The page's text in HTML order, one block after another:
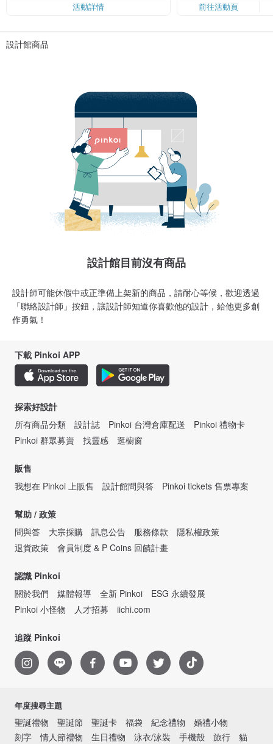
活動詳情
前往活動頁
設計館商品
設計館目前沒有商品
設計師可能休假中或正準備上架新的商品，請耐心等候，歡迎透過
「聯絡設計師」按鈕，讓設計師知道你喜歡他的設計，給他更多創
作勇氣！
下載 Pinkoi APP
探索好設計
所有商品分類
設計誌 Pinkoi 台灣倉庫配送
Pinkoi 禮物卡
Pinkoi 群眾募資
找靈感 逛櫥窗
販售
我想在 Pinkoi 上販售
設計館問與答 Pinkoi tickets 售票專案
幫助 / 政策
問與答
大宗採購 訊息公告 服務條款
隱私權政策
退貨政策
會員制度 & P Coins 回饋計畫
認識 Pinkoi
關於我們
媒體報導 全新 Pinkoi
ESG 永續發展
Pinkoi 小怪物
人才招募 iichi.com
追蹤 Pinkoi
年度搜尋主題
聖誕禮物 聖誕節 聖誕卡 福袋 紀念禮物
婚禮小物
刻字
情人節禮物 生日禮物 泳衣/泳裝 手機殼 旅行 貓